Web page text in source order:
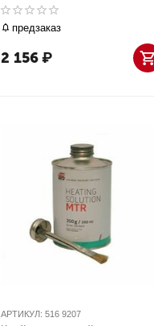
предзаказ
2 156₽
АРТИКУЛ: 516 9207